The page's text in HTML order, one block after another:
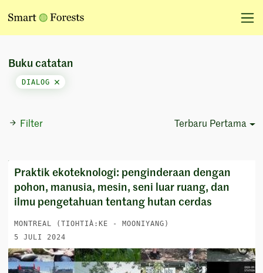
Filter Terbaru Pertama
Buku catatan
DIALOG
Praktik ekoteknologi: penginderaan dengan
pohon, manusia, mesin, seni luar ruang, dan
ilmu pengetahuan tentang hutan cerdas
MONTREAL (TIOHTIÀ:KE - MOONIYANG)
5 JULI 2024